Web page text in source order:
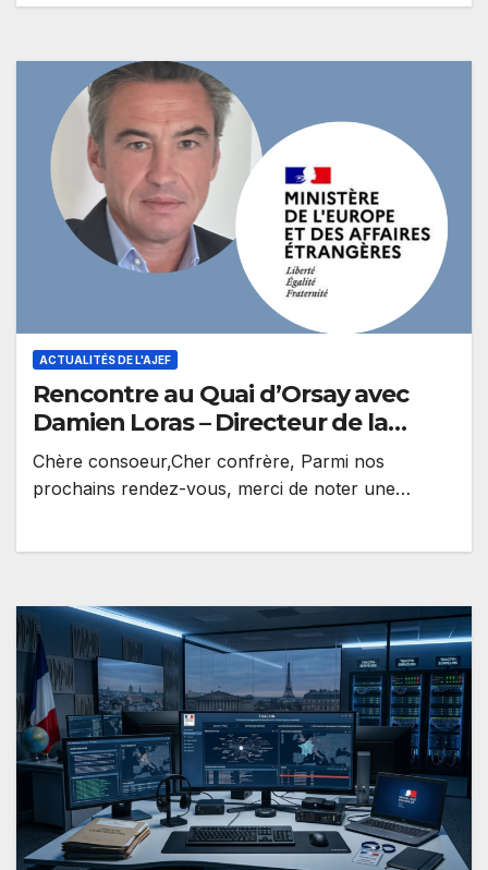
ACTUALITÉS DE L'AJEF
Rencontre au Quai d’Orsay avec
Damien Loras – Directeur de la
Diplomatie économique au
Ministère des Affaires Etrangères
Chère consoeur,Cher confrère, Parmi nos
prochains rendez-vous, merci de noter une